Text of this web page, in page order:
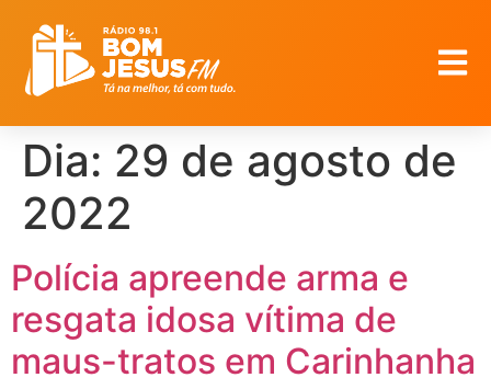
Dia: 29 de agosto de
2022
Polícia apreende arma e
resgata idosa vítima de
maus-tratos em Carinhanha